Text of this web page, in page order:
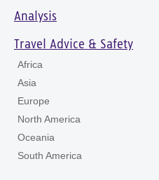
Analysis
Travel Advice & Safety
Africa
Asia
Europe
North America
Oceania
South America